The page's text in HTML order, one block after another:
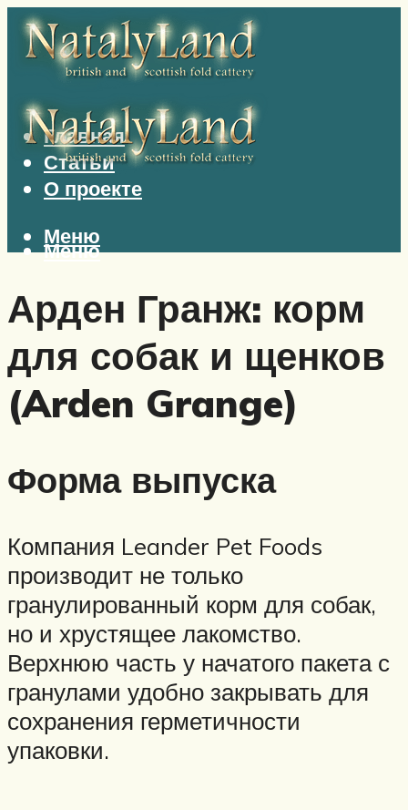
Главная
Статьи
О проекте
Меню
Меню
Арден Гранж: корм
для собак и щенков
(Arden Grange)
Форма выпуска
Компания Leander Pet Foods
производит не только
гранулированный корм для собак,
но и хрустящее лакомство.
Верхнюю часть у начатого пакета с
гранулами удобно закрывать для
сохранения герметичности
упаковки.